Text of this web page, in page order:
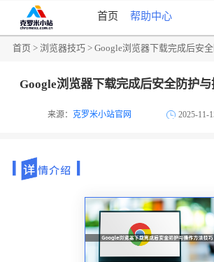
首页 帮助中心
首页 >浏览器技巧 > Google浏览器下载完成后安
Google浏览器下载完成后安全防护
来源：克罗米小站官网 2025-11-